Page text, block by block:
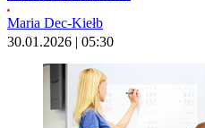
znęcanie się nad nim i może być przestępstwem.
Maria Dec-Kiełb
30.01.2026 | 05:30